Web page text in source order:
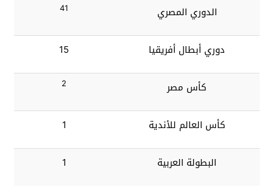
الدوري المصري 41
دوري أبطال أفريقيا 15
كأس مصر 2
كأس العالم للأندية 1
البطولة العربية 1